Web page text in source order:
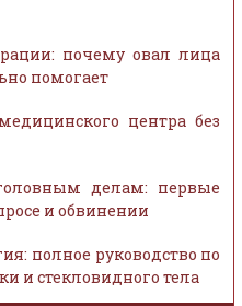
почему овал лица
помогает
центра без
делам: первые
и обвинении
полное руководство по
и стекловидного тела